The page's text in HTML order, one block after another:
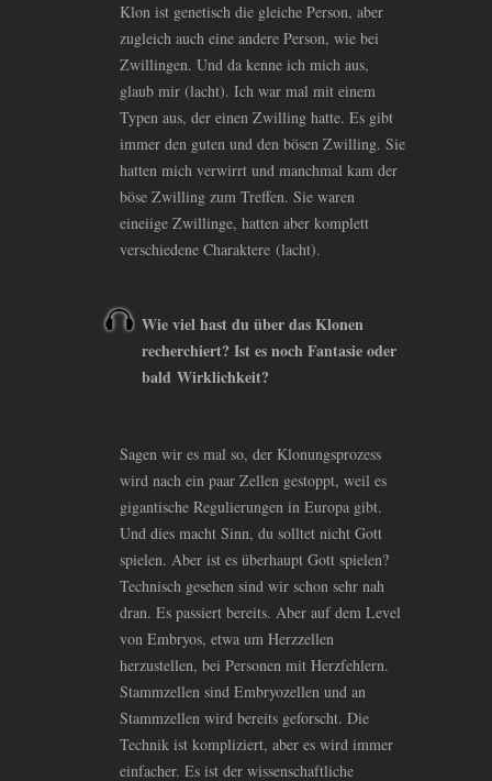
Klon ist genetisch die gleiche Person, aber
zugleich auch eine andere Person, wie bei
Zwillingen. Und da kenne ich mich aus,
glaub mir (lacht). Ich war mal mit einem
Typen aus, der einen Zwilling hatte. Es gibt
immer den guten und den bösen Zwilling. Sie
hatten mich verwirrt und manchmal kam der
böse Zwilling zum Treffen. Sie waren
eineiige Zwillinge, hatten aber komplett
verschiedene Charaktere (lacht).
Wie viel hast du über das Klonen
recherchiert? Ist es noch Fantasie oder
bald Wirklichkeit?
Sagen wir es mal so, der Klonungsprozess
wird nach ein paar Zellen gestoppt, weil es
gigantische Regulierungen in Europa gibt.
Und dies macht Sinn, du solltet nicht Gott
spielen. Aber ist es überhaupt Gott spielen?
Technisch gesehen sind wir schon sehr nah
dran. Es passiert bereits. Aber auf dem Level
von Embryos, etwa um Herzzellen
herzustellen, bei Personen mit Herzfehlern.
Stammzellen sind Embryozellen und an
Stammzellen wird bereits geforscht. Die
Technik ist kompliziert, aber es wird immer
einfacher. Es ist der wissenschaftliche